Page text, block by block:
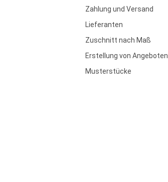
Zahlung und Versand
Lieferanten
Zuschnitt nach Maß
Erstellung von Angeboten
Musterstücke